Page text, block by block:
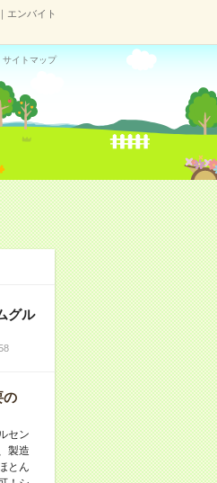
エンバイト
サイトマップ
グル
の
セン
製造
とん